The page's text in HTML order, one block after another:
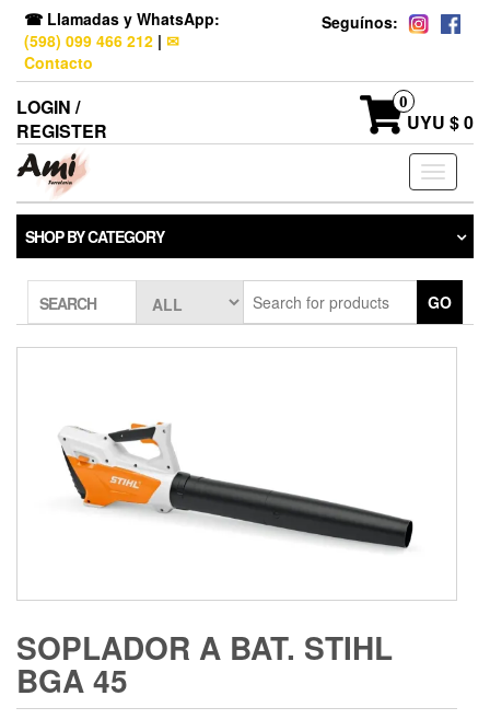
☎ Llamadas y WhatsApp:
(598) 099 466 212 | ✉
Contacto
Seguínos:
LOGIN /
REGISTER
0
UYU $ 0
Toggle
SHOP BY CATEGORY
SEARCH GO
SOPLADOR A BAT. STIHL
BGA 45